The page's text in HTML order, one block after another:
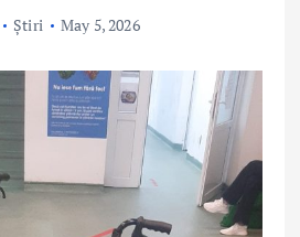
Știri May 5, 2026